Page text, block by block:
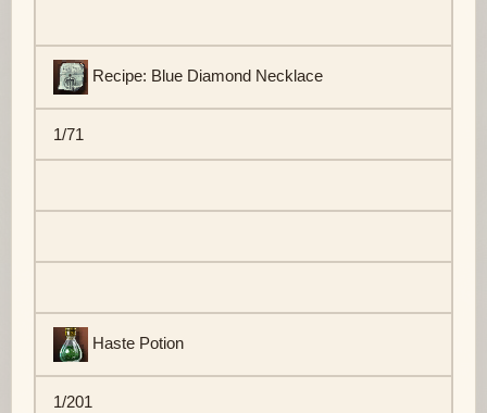
Recipe: Blue Diamond Necklace
1/71
Haste Potion
1/201